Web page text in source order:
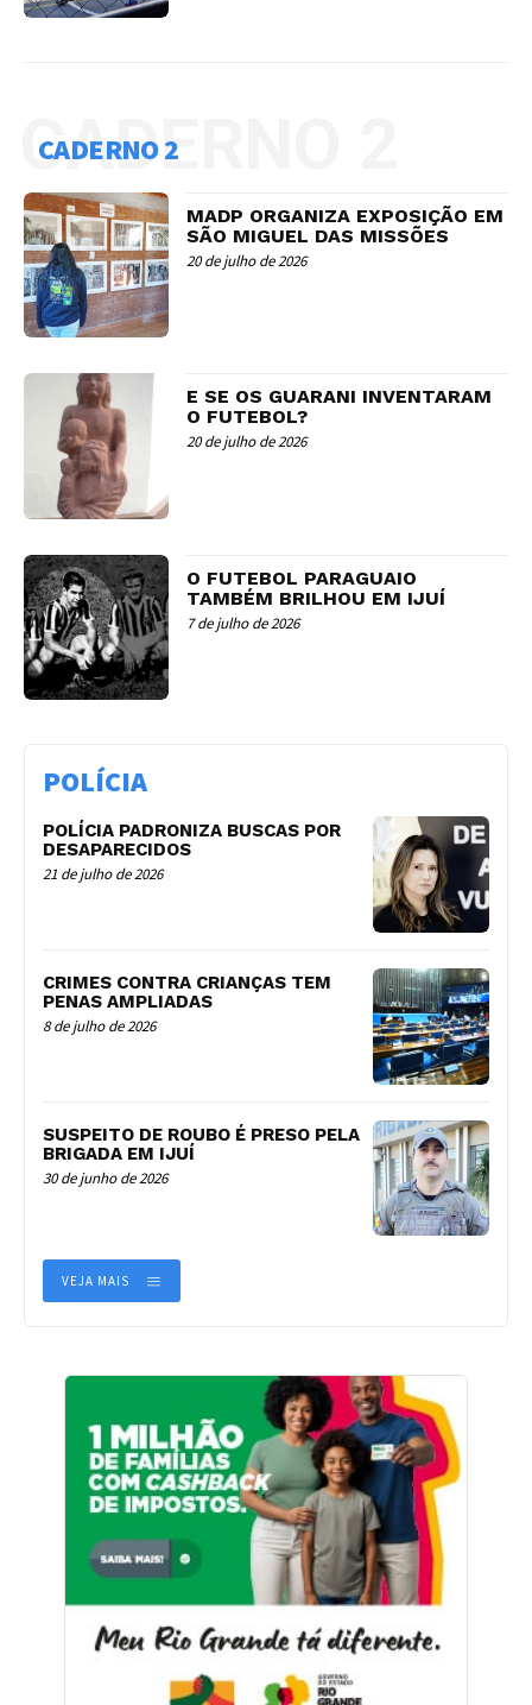
CADERNO 2
CADERNO 2
MADP ORGANIZA EXPOSIÇÃO EM
SÃO MIGUEL DAS MISSÕES
20 de julho de 2026
E SE OS GUARANI INVENTARAM
O FUTEBOL?
20 de julho de 2026
O FUTEBOL PARAGUAIO
TAMBÉM BRILHOU EM IJUÍ
7 de julho de 2026
POLÍCIA
POLÍCIA PADRONIZA BUSCAS POR
DESAPARECIDOS
21 de julho de 2026
CRIMES CONTRA CRIANÇAS TEM
PENAS AMPLIADAS
8 de julho de 2026
SUSPEITO DE ROUBO É PRESO PELA
BRIGADA EM IJUÍ
30 de junho de 2026
VEJA MAIS